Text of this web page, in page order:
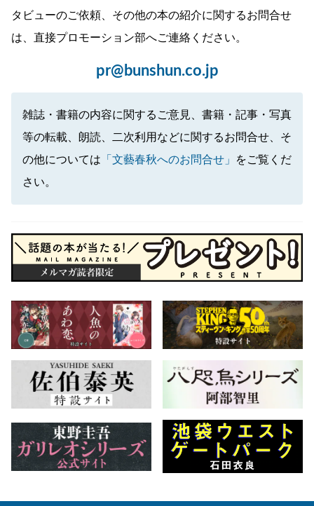
タビューのご依頼、その他の本の紹介に関するお問合せ
は、直接プロモーション部へご連絡ください。
pr@bunshun.co.jp
雑誌・書籍の内容に関するご意見、書籍・記事・写真
等の転載、朗読、二次利用などに関するお問合せ、そ
の他については 「文藝春秋へのお問合せ」
をご覧くだ
さい。